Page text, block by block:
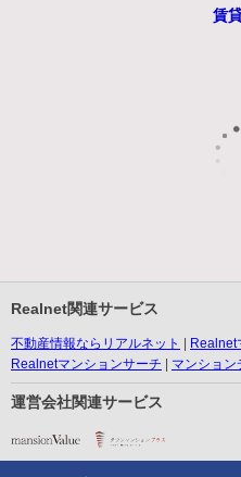
賃
Realnet関連サービス
不動産情報ならリアルネット
Realnet
Realnetマンションサーチ
マンション
運営会社関連サービス